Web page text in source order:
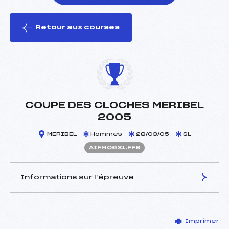
le ski
Retour aux courses
COUPE DES CLOCHES MERIBEL
2005
MERIBEL Hommes 28/03/05 SL
AIFM0631.FFS
Informations sur l’épreuve
FAURE THIERRY (IF)
Imprimer